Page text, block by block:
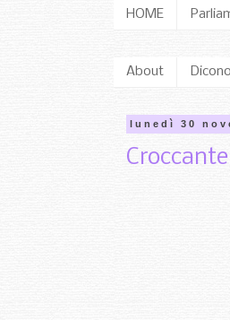
HOME
About
lunedì 30